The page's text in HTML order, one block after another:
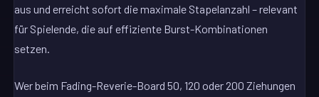
aus und erreicht sofort die maximale Stapelanzahl – relevant
für Spielende, die auf effiziente Burst-Kombinationen
setzen.
Wer beim Fading-Reverie-Board 50, 120 oder 200 Ziehungen